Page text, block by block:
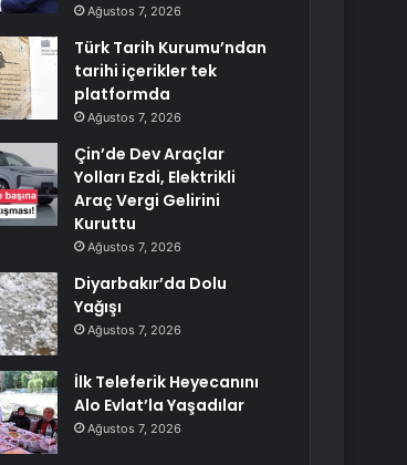
Ağustos 7, 2026
Türk Tarih Kurumu’ndan
tarihi içerikler tek
platformda
Ağustos 7, 2026
Çin’de Dev Araçlar
Yolları Ezdi, Elektrikli
Araç Vergi Gelirini
Kuruttu
Ağustos 7, 2026
Diyarbakır’da Dolu
Yağışı
Ağustos 7, 2026
İlk Teleferik Heyecanını
Alo Evlat’la Yaşadılar
Ağustos 7, 2026